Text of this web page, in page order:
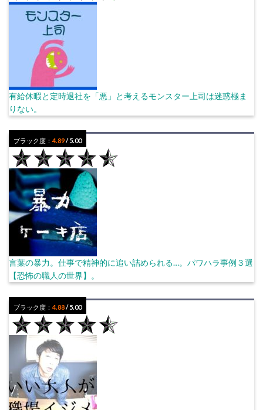
有給休暇と定時退社を「悪」と考えるモンスター上司は迷惑極ま
りない。
ブラック度：4.89/ 5.00
言葉の暴力。仕事で精神的に追い詰められる…。パワハラ事例３選
【恐怖の職人の世界】。
ブラック度：4.88/ 5.00